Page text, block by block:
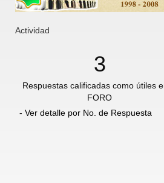
Actividad
3
Respuestas calificadas como útiles
FORO
- Ver detalle por No. de Respuesta